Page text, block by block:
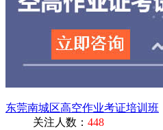
东莞南城区高空作业考证培训班
关注人数： 448